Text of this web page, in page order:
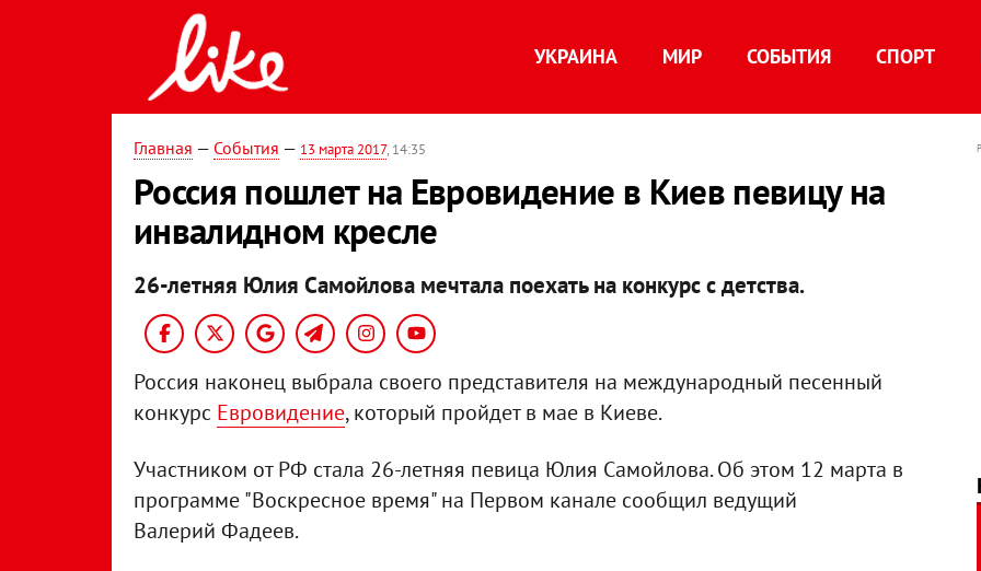
УКРАИНА МИР СОБЫТИЯ СПОРТ
Главная — События — 13 марта 2017, 14:35
Россия пошлет на Евровидение в Киев певицу на
инвалидном кресле
26-летняя Юлия Самойлова мечтала поехать на конкурс с детства.
Россия наконец выбрала своего представителя на международный песенный
конкурс Евровидение, который пройдет в мае в Киеве.
Участником от РФ стала 26-летняя певица Юлия Самойлова. Об этом 12 марта в
программе "Воскресное время" на Первом канале сообщил ведущий
Валерий Фадеев.